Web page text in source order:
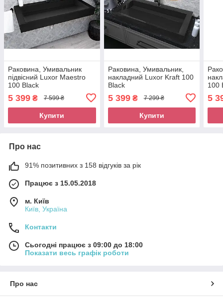
Раковина, Умивальник
підвісний Luxor Maestro
100 Black
5 399 ₴ 7 599 ₴
Купити
Раковина, Умивальник,
накладний Luxor Kraft 100
Black
5 399₴ 7 299 ₴
Купити
100
5
Про нас
91% позитивних з 158 відгуків за рік
Працює з 15.05.2018
м. Київ
Київ, Україна
Контакти
Сьогодні працює з 09:00 до 18:00
Показати весь графік роботи
Про нас